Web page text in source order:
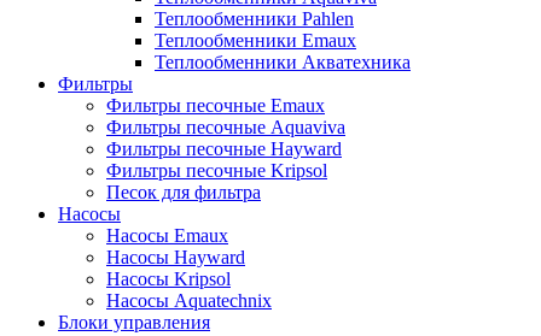
Теплообменники Pahlen
Теплообменники Emaux
Теплообменники Акватехника
Фильтры
Фильтры песочные Emaux
Фильтры песочные Aquaviva
Фильтры песочные Hayward
Фильтры песочные Kripsol
Песок для фильтра
Насосы
Насосы Emaux
Насосы Hayward
Насосы Kripsol
Насосы Aquatechnix
Блоки управления